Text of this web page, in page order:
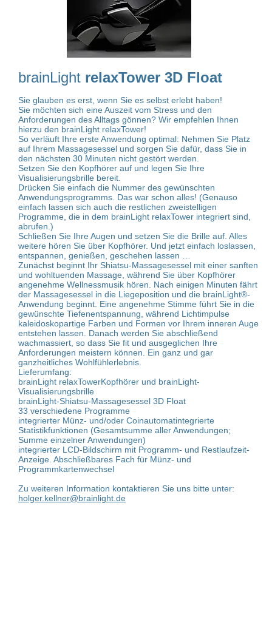
brainLight relaxTower 3D Float
Sie glauben es erst, wenn Sie es selbst erlebt haben!
Sie möchten sich eine Auszeit vom Stress und den
Anforderungen des Alltags gönnen? Wir empfehlen Ihnen
hierzu den brainLight relaxTower!
So verläuft Ihre erste Anwendung optimal: Nehmen Sie Platz
auf Ihrem Massagesessel und sorgen Sie dafür, dass Sie in
den nächsten 30 Minuten nicht gestört werden.
Setzen Sie den Kopfhörer auf und legen Sie Ihre
Visualisierungsbrille bereit.
Drücken Sie einfach die Nummer des gewünschten
Anwendungsprogramms. Das war schon alles! (Genauso
einfach lassen sich auch die restlichen zweistelligen
Programme, die in dem brainLight relaxTower integriert sind,
abrufen.)
Schließen Sie Ihre Augen und setzen Sie die Brille auf. Alles
weitere hören Sie über Kopfhörer. Und jetzt einfach loslassen,
entspannen, genießen, geschehen lassen …
Zunächst beginnt Ihr Shiatsu-Massagesessel mit einer sanften
und wohltuenden Massage, während Sie über Kopfhörer
angenehme Wellnessmusik hören. Nach einigen Minuten fährt
der Massagesessel in die Liegeposition und die brainLight®-
Anwendung beginnt. Eine angenehme Stimme führt Sie in die
gewünschte Tiefenentspannung, während Lichtimpulse
kaleidoskopartige Farben und Formen vor Ihrem inneren Auge
entstehen lassen. Danach werden Sie abschließend
wachmassiert, so dass Sie fit und ausgeglichen Ihre
Anforderungen meistern können. Ein ganz und gar
ganzheitliches Wohlfühlerlebnis.
Lieferumfang:
brainLight relaxTowerKopfhörer und brainLight-
Visualisierungsbrille
brainLight-Shiatsu-Massagesessel 3D Float
33 verschiedene Programme
integrierter Münz- und/oder Coinautomatintegrierte
Statistikfunktionen (Gesamtsumme aller Anwendungen;
Summe einzelner Anwendungen)
integrierter LCD-Bildschirm mit Programm- und Restlaufzeit-
Anzeige. Abschließbares Fach für Münz- und
Programmkartenwechsel
Zu weiteren Information kontaktieren Sie uns bitte unter:
holger.kellner@brainlight.de